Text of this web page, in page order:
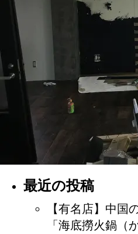
最近の投稿
【有名店】中国
「海底撈火鍋（